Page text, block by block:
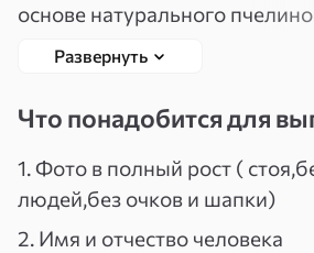
основе натурального
синтетических
создается в определенный
чистка: 1.Вы присылаете свое
рост(без
людей).2.Указывете
рождения.3.Я провожу
вашему фото.4.Делаю 3-5
Развернуть
Что понадобится для
1. Фото в полный рост (
людей,без очков и шапки)
2. Имя и отчество человека